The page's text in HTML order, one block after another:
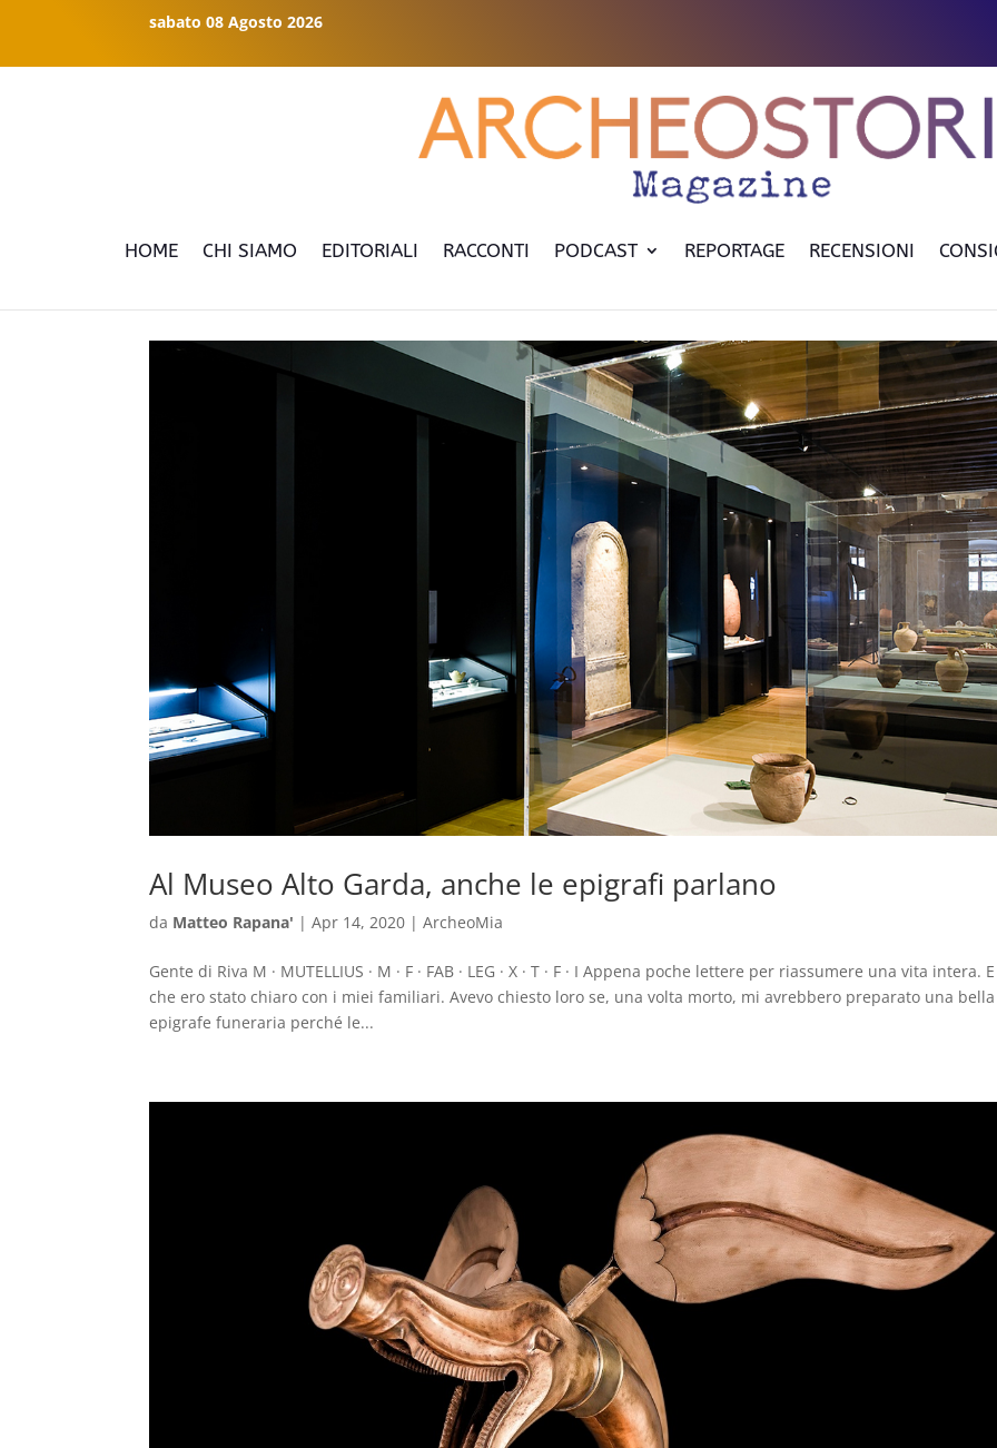
sabato 08 Agosto 2026
HOME CHI SIAMO EDITORIALI RACCONTI PODCAST REPORTAGE RECENSIONI
Al Museo Alto Garda, anche le epigrafi parlano
da Matteo Rapana' |Apr 14, 2020 |ArcheoMia
Gente di Riva M · MUTELLIUS · M · F · FAB · LEG · X · T · F · I Appena poche lettere per riassumere una vita intera.
che ero stato chiaro con i miei familiari. Avevo chiesto loro se, una volta morto, mi avrebbero preparato una bella
epigrafe funeraria perché le...